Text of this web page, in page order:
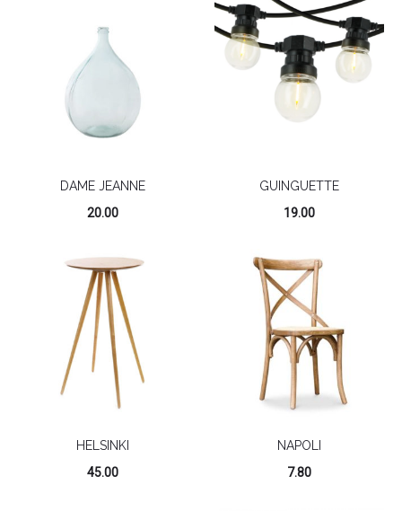
DAME JEANNE
20.00
GUINGUETTE
19.00
HELSINKI
45.00
NAPOLI
7.80